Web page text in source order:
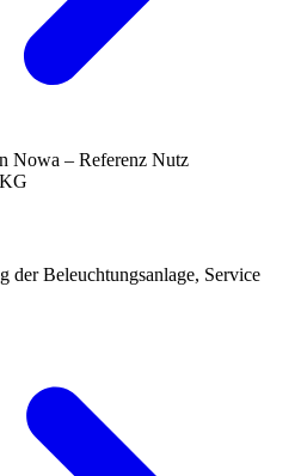
der Beleuchtungsanlage, Service